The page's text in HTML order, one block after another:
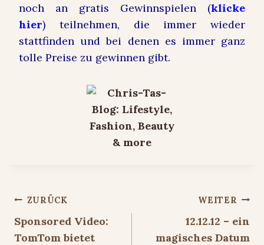
noch an gratis Gewinnspielen (klicke
hier) teilnehmen, die immer wieder
stattfinden und bei denen es immer ganz
tolle Preise zu gewinnen gibt.
Beitragsnavigation
ZURÜCK
Sponsored Video:
TomTom bietet
WEITER
12.12.12 – ein
magisches Datum